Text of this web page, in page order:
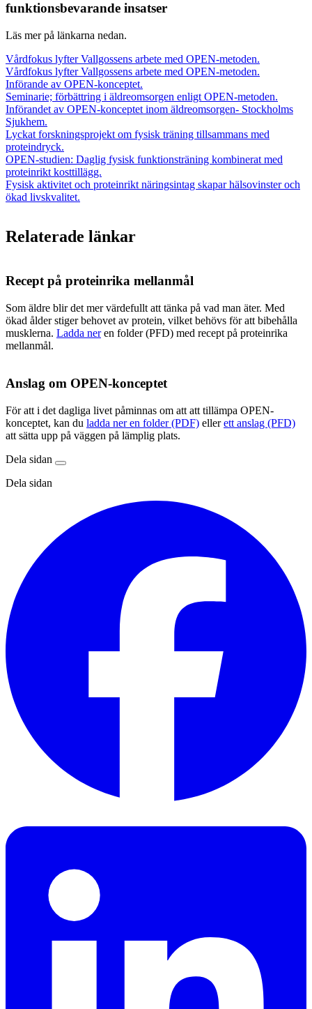
funktionsbevarande insatser
Läs mer på länkarna nedan.
Vårdfokus lyfter Vallgossens arbete med OPEN-metoden.
Vårdfokus lyfter Vallgossens arbete med OPEN-metoden.
Införande av OPEN-konceptet.
Seminarie; förbättring i äldreomsorgen enligt OPEN-metoden.
Införandet av OPEN-konceptet inom äldreomsorgen- Stockholms
Sjukhem.
Lyckat forskningsprojekt om fysisk träning tillsammans med
proteindryck.
OPEN-studien: Daglig fysisk funktionsträning kombinerat med
proteinrikt kosttillägg.
Fysisk aktivitet och proteinrikt näringsintag skapar hälsovinster och
ökad livskvalitet.
Relaterade länkar
Recept på proteinrika mellanmål
Som äldre blir det mer värdefullt att tänka på vad man äter. Med
ökad ålder stiger behovet av protein, vilket behövs för att bibehålla
musklerna. Ladda neren folder (PFD) med recept på proteinrika
mellanmål.
Anslag om OPEN-konceptet
För att i det dagliga livet påminnas om att att tillämpa OPEN-
konceptet, kan du ladda ner en folder (PDF) ellerett anslag (PFD)
att sätta upp på väggen på lämplig plats.
Dela sidan
Dela sidan